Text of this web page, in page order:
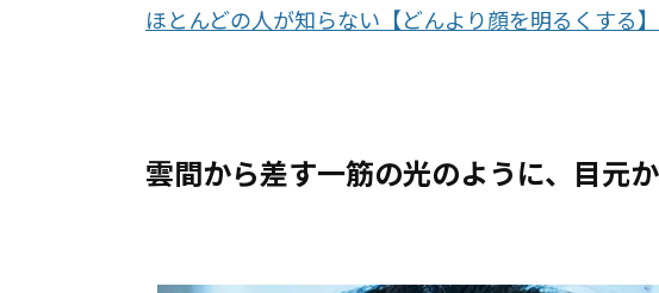
ほとんどの人が知らない【どんより顔を明るくする
雲間から差す一筋の光のように、目元